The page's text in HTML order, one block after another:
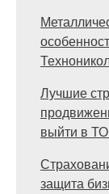
Лучшие
выйти в
защита